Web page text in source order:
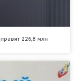
226,8 млн